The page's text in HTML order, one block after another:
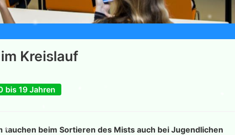
Kreislauf
bis 19 Jahren
beim Sortieren des Mists auch bei Jugendlichen